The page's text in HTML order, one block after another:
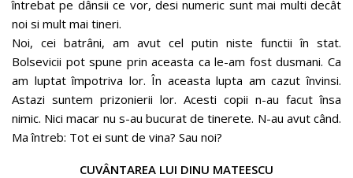
întrebat pe dânsii ce vor, desi numeric sunt mai multi decât
noi si mult mai tineri.
Noi, cei batrâni, am avut cel putin niste functii în stat.
Bolsevicii pot spune prin aceasta ca le-am fost dusmani. Ca
am luptat împotriva lor. În aceasta lupta am cazut învinsi.
Astazi suntem prizonierii lor. Acesti copii n-au facut însa
nimic. Nici macar nu s-au bucurat de tinerete. N-au avut când.
Ma întreb: Tot ei sunt de vina? Sau noi?
CUVÂNTAREA LUI DINU MATEESCU